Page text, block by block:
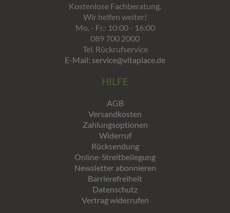
Kostenlose Fachberatung.
Wir helfen weiter!
Mo. - Fr.: 10:00 - 16:00
089 700 2000
Tel. Rückrufservice
E-Mail: service@vitaplace.de
HILFE
AGB
Versandkosten
Zahlungsoptionen
Widerruf
Rücksendung
Online-Streitbeilegung
Newsletter abonnieren
Barrierefreiheit
Datenschutz
Vertrag widerrufen